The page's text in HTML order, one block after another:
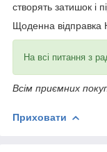
створять затишок і
Щоденна
На всі питання з
Всім приємних
Приховати